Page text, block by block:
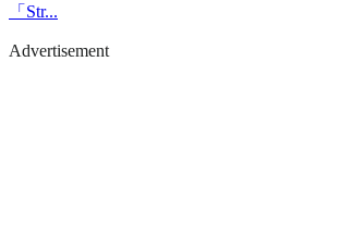
「Str...
Advertisement